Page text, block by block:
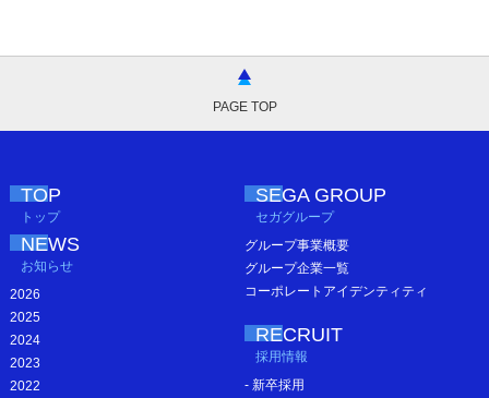
PAGE TOP
TOP
トップ
NEWS
お知らせ
2026
2025
2024
2023
2022
SEGA GROUP
セガグループ
グループ事業概要
グループ企業一覧
コーポレートアイデンティティ
RECRUIT
採用情報
- 新卒採用